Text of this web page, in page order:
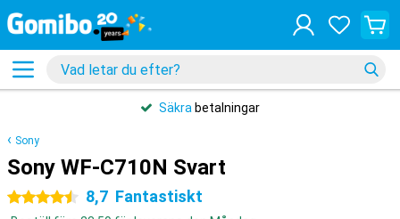
Säkra betalningar
Sony
Sony WF-C710N Svart
4.5 stjärnor
8,7 Fantastiskt